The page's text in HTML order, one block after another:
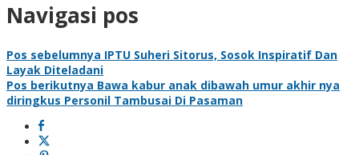
Navigasi pos
Pos sebelumnya IPTU Suheri Sitorus, Sosok Inspiratif Dan
Layak Diteladani
Pos berikutnya Bawa kabur anak dibawah umur akhir nya
diringkus Personil Tambusai Di Pasaman